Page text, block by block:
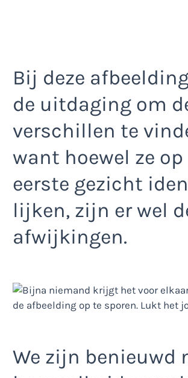
Bij deze
de uitdaging om
verschillen te
want hoewel ze
eerste gezicht
lijken, zijn er wel
afwijkingen.
We zijn benieuwd